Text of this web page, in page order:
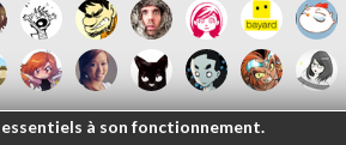
à son fonctionnement.